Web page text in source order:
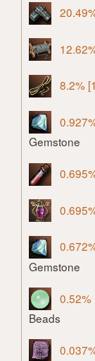
8.2%
Gemstone
Gemstone
0.52%
Beads